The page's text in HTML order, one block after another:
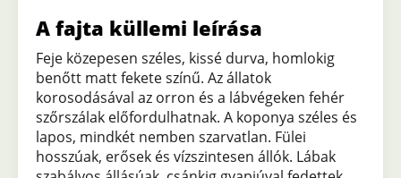
A fajta küllemi leírása
Feje közepesen széles, kissé durva, homlokig
benőtt matt fekete színű. Az állatok
korosodásával az orron és a lábvégeken fehér
szőrszálak előfordulhatnak. A koponya széles és
lapos, mindkét nemben szarvatlan. Fülei
hosszúak, erősek és vízszintesen állók. Lábak